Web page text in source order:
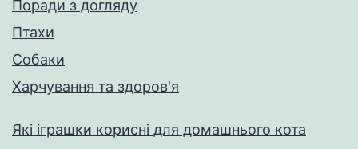
Поради з догляду
Птахи
Собаки
Харчування та здоров'я
Які іграшки корисні для домашнього кота